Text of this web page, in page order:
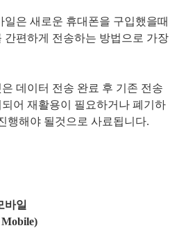
은 새로운 휴대폰을 구입했을때
간편하게 전송하는 방법으로 가장
데이터 전송 완료 후 기존 전송
어 재활용이 필요하거나 폐기하
행해야 될것으로 사료됩니다.
바일
Mobile)